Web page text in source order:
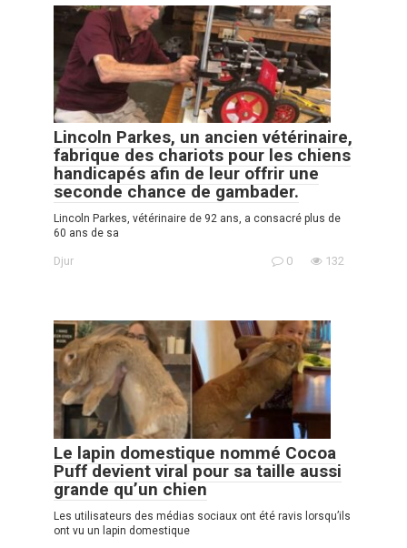
Lincoln Parkes, un ancien vétérinaire,
fabrique des chariots pour les chiens
handicapés afin de leur offrir une
seconde chance de gambader.
Lincoln Parkes, vétérinaire de 92 ans, a consacré plus de
60 ans de sa
Djur 0 132
Le lapin domestique nommé Cocoa
Puff devient viral pour sa taille aussi
grande qu’un chien
Les utilisateurs des médias sociaux ont été ravis lorsqu’ils
ont vu un lapin domestique